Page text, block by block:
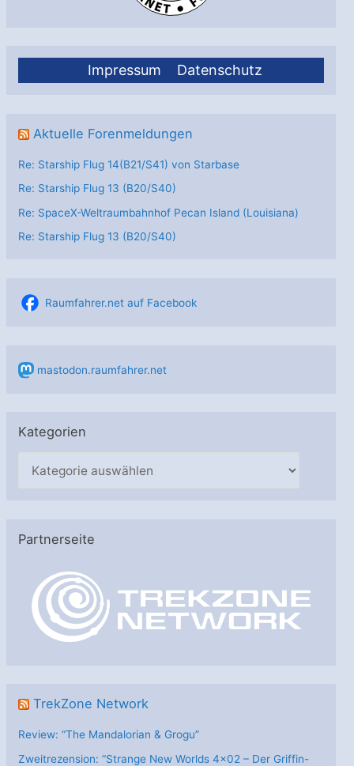
Impressum Datenschutz
Aktuelle Forenmeldungen
Re: Starship Flug 14(B21/S41) von Starbase
Re: Starship Flug 13 (B20/S40)
Re: SpaceX-Weltraumbahnhof Pecan Island (Louisiana)
Re: Starship Flug 13 (B20/S40)
Raumfahrer.net auf Facebook
mastodon.raumfahrer.net
Kategorien
g
Partnerseite
TrekZone Network
Review: “The Mandalorian & Grogu”
Zweitrezension: “Strange New Worlds 4×02 – Der Griffin-